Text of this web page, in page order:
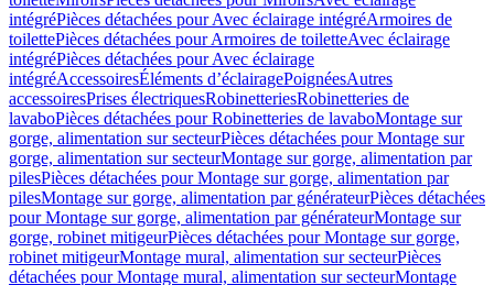
intégréPièces détachées pour Avec éclairage intégréArmoires de
toilettePièces détachées pour Armoires de toiletteAvec éclairage
intégréPièces détachées pour Avec éclairage
intégréAccessoiresÉléments d’éclairagePoignéesAutres
accessoiresPrises électriquesRobinetteriesRobinetteries de
lavaboPièces détachées pour Robinetteries de lavaboMontage sur
gorge, alimentation sur secteurPièces détachées pour Montage sur
gorge, alimentation sur secteurMontage sur gorge, alimentation par
pilesPièces détachées pour Montage sur gorge, alimentation par
pilesMontage sur gorge, alimentation par générateurPièces détachées
pour Montage sur gorge, alimentation par générateurMontage sur
gorge, robinet mitigeurPièces détachées pour Montage sur gorge,
robinet mitigeurMontage mural, alimentation sur secteurPièces
détachées pour Montage mural, alimentation sur secteurMontage